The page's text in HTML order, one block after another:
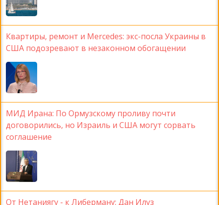
Квартиры, ремонт и Mercedes: экс-посла Украины в
США подозревают в незаконном обогащении
МИД Ирана: По Ормузскому проливу почти
договорились, но Израиль и США могут сорвать
соглашение
От Нетаниягу - к Либерману: Дан Илуз